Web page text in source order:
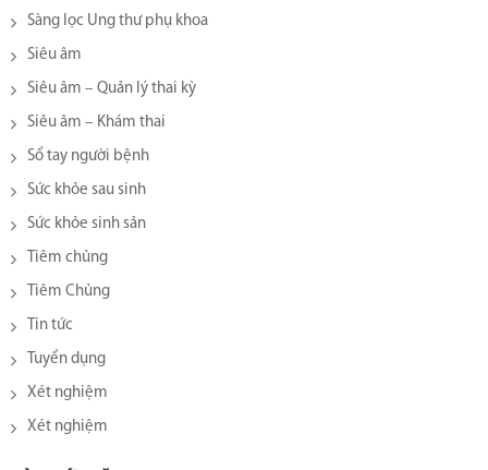
Sàng lọc Ung thư phụ khoa
Siêu âm
Siêu âm – Quản lý thai kỳ
Siêu âm – Khám thai
Sổ tay người bệnh
Sức khỏe sau sinh
Sức khỏe sinh sản
Tiêm chủng
Tiêm Chủng
Tin tức
Tuyển dụng
Xét nghiệm
Xét nghiệm